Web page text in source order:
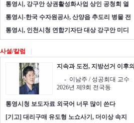
통영시, 강구안 상권활성화사업 상인 공청회 열
통영시-한국 수자원공사, 산양읍 추도리 병물 전
통영시, 인천시청 연합기자단 대상 강구안 미디
사설/칼럼
지속과 도전, 지방선거 이후의
- 이남주 / 성공회대 교수
2026년 제9회 전국동
통영시청 보도자료 외국어 너무 많이 쓴다
[기고] 대리구매 유도형 노쇼사기, 더이상 속지